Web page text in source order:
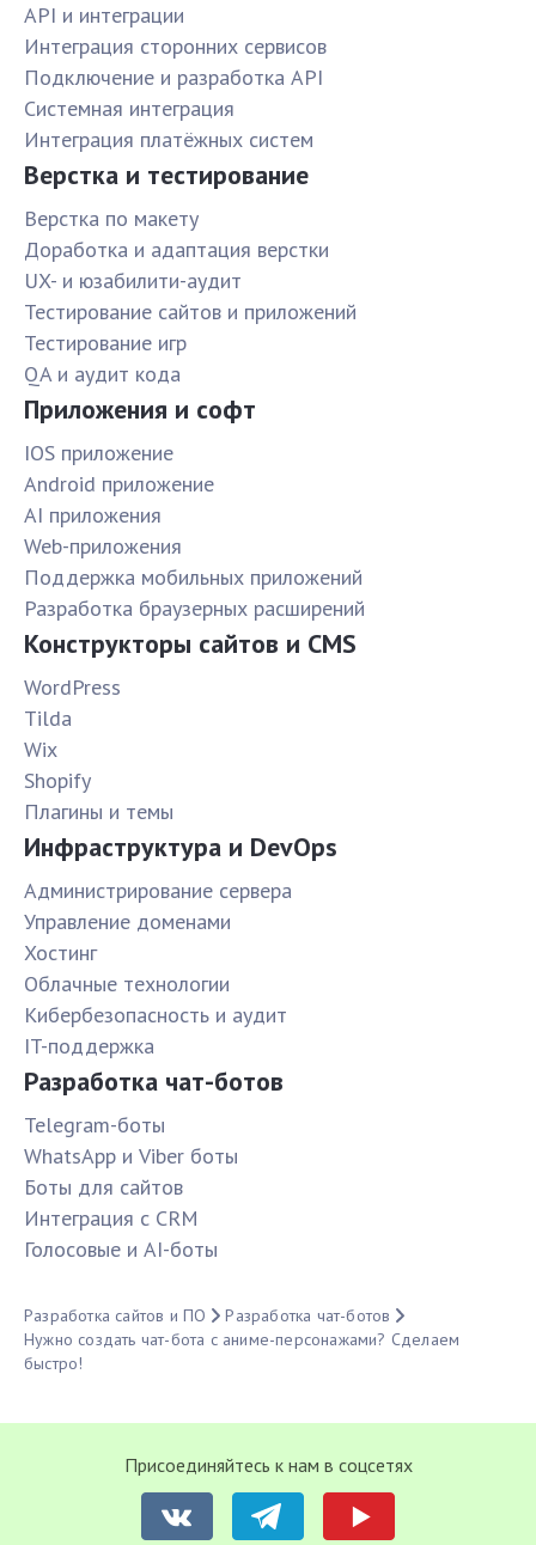
API и интеграции
Интеграция сторонних сервисов
Подключение и разработка API
Системная интеграция
Интеграция платёжных систем
Верстка и тестирование
Верстка по макету
Доработка и адаптация верстки
UX- и юзабилити-аудит
Тестирование сайтов и приложений
Тестирование игр
QA и аудит кода
Приложения и софт
IOS приложение
Android приложение
AI приложения
Web-приложения
Поддержка мобильных приложений
Разработка браузерных расширений
Конструкторы сайтов и CMS
WordPress
Tilda
Wix
Shopify
Плагины и темы
Инфраструктура и DevOps
Администрирование сервера
Управление доменами
Хостинг
Облачные технологии
Кибербезопасность и аудит
IT-поддержка
Разработка чат-ботов
Telegram-боты
WhatsApp и Viber боты
Боты для сайтов
Интеграция с CRM
Голосовые и AI-боты
Разработка сайтов и ПО
Разработка чат-ботов
Нужно создать чат-бота с аниме-персонажами? Сделаем
быстро!
Присоединяйтесь к нам в соцсетях